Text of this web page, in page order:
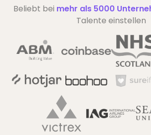
Beliebt bei mehr als 5000
Talente einstellen